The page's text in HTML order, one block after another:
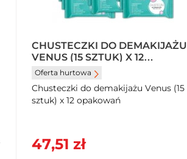
CHUSTECZKI DO DEMAKIJAŻU
VENUS (15 SZTUK) X 12
OPAKOWAŃ
Oferta hurtowa
Chusteczki do demakijażu Venus (15
sztuk) x 12 opakowań
47,51 zł